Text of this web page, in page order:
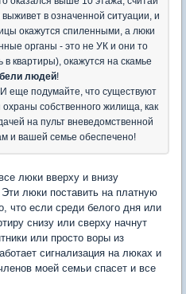
выживет в означенной ситуации, и
окажутся спиленными, а люки
органы - это не УК и они то
квартиры), окажутся на скамье
людей!
еще подумайте, что существуют
собственного жилища, как
на пульт вневедомственной
и вашей семье обеспечено!
люки вверху и внизу
люки поставить на платную
что если среди белого дня или
снизу или сверху начнут
или просто воры из
сигнализация на люках и
моей семьи спасет и все